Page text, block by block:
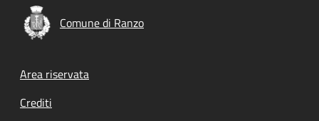
Comune di Ranzo
Footer menu
Area riservata
Crediti